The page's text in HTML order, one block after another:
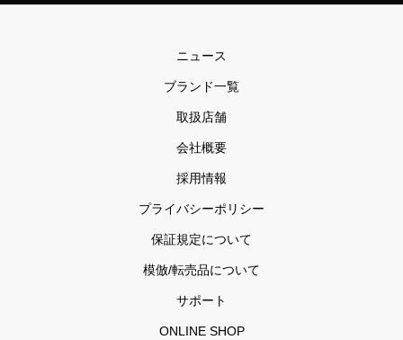
ニュース
ブランド一覧
取扱店舗
会社概要
採用情報
プライバシーポリシー
保証規定について
模倣/転売品について
サポート
ONLINE SHOP